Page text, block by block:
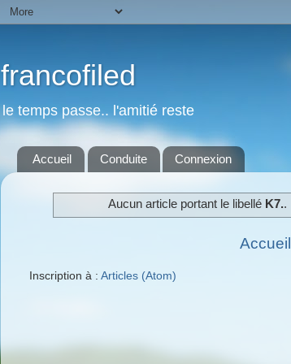
francofiled
le temps passe.. l'amitié reste
Accueil Conduite Connexion
Aucun article portant le libellé K7..
Accueil
Inscription à : Articles (Atom)